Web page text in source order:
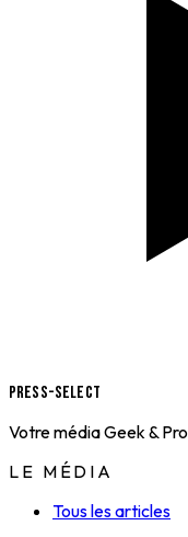
Press-Select
Votre média Geek & Pro
LE MÉDIA
Tous les articles